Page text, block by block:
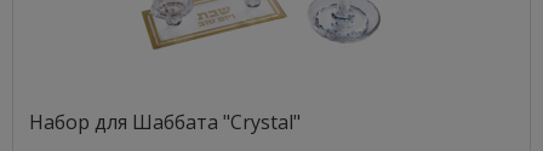
Набор для Шаббата "Crystal"